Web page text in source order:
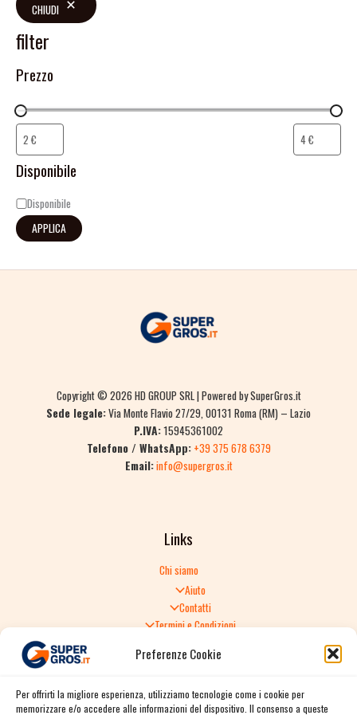
Preferenze Cookie
Per offrirti la migliore esperienza, utilizziamo tecnologie come i cookie per
memorizzare e/o accedere alle informazioni del dispositivo. Il consenso a queste
CHIUDI
filter
Prezzo
Disponibile
Disponibile
APPLICA
Copyright © 2026 HD GROUP SRL | Powered by SuperGros.it
Sede legale:Via Monte Flavio 27/29, 00131 Roma (RM) – Lazio
P.IVA:15945361002
Telefono / WhatsApp: +39 375 678 6379
Email:info@supergros.it
Links
Chi siamo
Aiuto
Contatti
Termini e Condizioni
Politica di Reso
Spedizione e consegna